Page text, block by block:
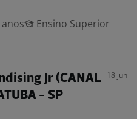
Ensino Superior
Jr (CANAL
- SP
18 jun